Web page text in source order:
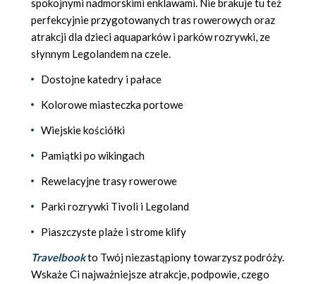
spokojnymi nadmorskimi enklawami. Nie brakuje tu też
perfekcyjnie przygotowanych tras rowerowych oraz
atrakcji dla dzieci aquaparków i parków rozrywki, ze
słynnym Legolandem na czele.
Dostojne katedry i pałace
Kolorowe miasteczka portowe
Wiejskie kościółki
Pamiątki po wikingach
Rewelacyjne trasy rowerowe
Parki rozrywki Tivoli i Legoland
Piaszczyste plaże i strome klify
Travelbookto Twój niezastąpiony towarzysz podróży.
Wskaże Ci najważniejsze atrakcje, podpowie, czego